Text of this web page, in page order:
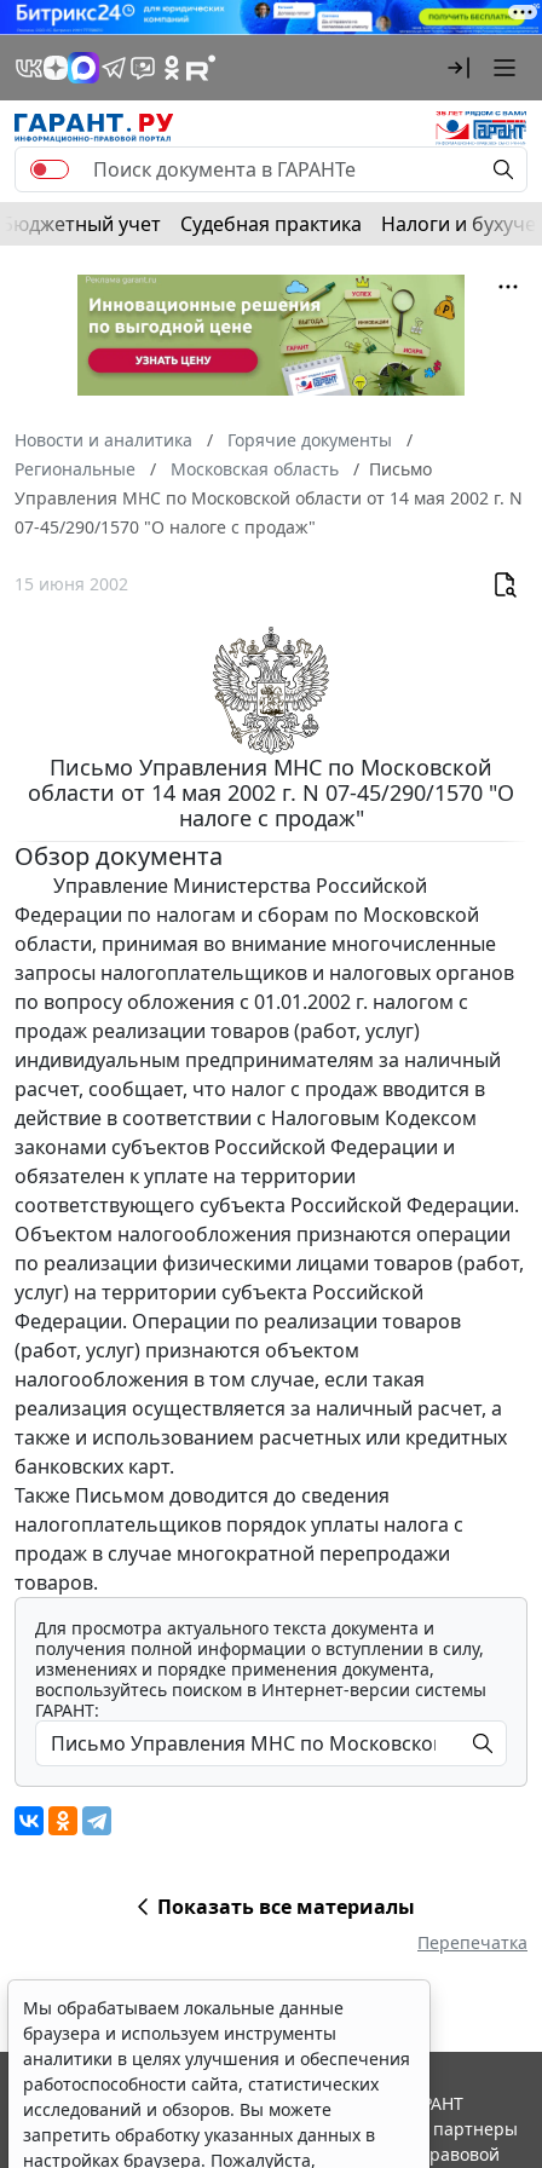
Бюджетный учет Судебная практика Налоги и
Новости и аналитика
Горячие документы
Региональные
Московская область
Письмо
Управления МНС по Московской области от 14 мая 2002 г. N
07-45/290/1570 "О налоге с продаж"
15 июня 2002
Письмо Управления МНС по Московской
области от 14 мая 2002 г. N 07-45/290/1570 "О
налоге с продаж"
Обзор документа
Управление Министерства Российской
Федерации по налогам и сборам по Московской
области, принимая во внимание многочисленные
запросы налогоплательщиков и налоговых органов
по вопросу обложения с 01.01.2002 г. налогом с
продаж реализации товаров (работ, услуг)
индивидуальным предпринимателям за наличный
расчет, сообщает, что налог с продаж вводится в
действие в соответствии с Налоговым Кодексом
законами субъектов Российской Федерации и
обязателен к уплате на территории
соответствующего субъекта Российской Федерации.
Объектом налогообложения признаются операции
по реализации физическими лицами товаров (работ,
услуг) на территории субъекта Российской
Федерации. Операции по реализации товаров
(работ, услуг) признаются объектом
налогообложения в том случае, если такая
реализация осуществляется за наличный расчет, а
также и использованием расчетных или кредитных
банковских карт.
Также Письмом доводится до сведения
налогоплательщиков порядок уплаты налога с
продаж в случае многократной перепродажи
товаров.
Для просмотра актуального текста документа и
получения полной информации о вступлении в силу,
изменениях и порядке применения документа,
воспользуйтесь поиском в Интернет-версии системы
ГАРАНТ:
Показать все материалы
Перепечатка
Мы обрабатываем локальные данные
браузера и используем инструменты
аналитики в целях улучшения и обеспечения
работоспособности сайта, статистических
исследований и обзоров. Вы можете
запретить обработку указанных данных в
настройках браузера. Пожалуйста,
© ООО "НПП "ГАРАНТ-СЕРВИС", 2026. Система ГАРАНТ
выпускается с 1990 года. Компания "Гарант" и ее партнеры
являются участниками Российской ассоциации правовой